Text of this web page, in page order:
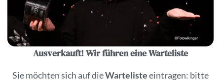
Ausverkauft! Wir führen eine Warteliste
Sie möchten sich auf dieWartelisteeintragen: bitte